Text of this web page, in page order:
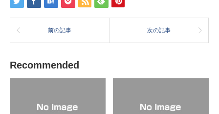
前の記事 次の記事
Recommended